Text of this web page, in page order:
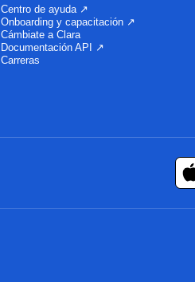
Centro de ayuda ↗
Onboarding y capacitación ↗
Cámbiate a Clara
Documentación API ↗
Carreras